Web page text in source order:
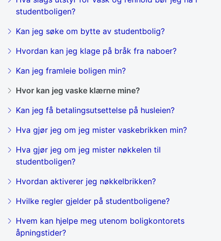
studentboligen?
Kan jeg søke om bytte av studentbolig?
Hvordan kan jeg klage på bråk fra naboer?
Kan jeg framleie boligen min?
Hvor kan jeg vaske klærne mine?
Kan jeg få betalingsutsettelse på husleien?
Hva gjør jeg om jeg mister vaskebrikken min?
Hva gjør jeg om jeg mister nøkkelen til
studentboligen?
Hvordan aktiverer jeg nøkkelbrikken?
Hvilke regler gjelder på studentboligene?
Hvem kan hjelpe meg utenom boligkontorets
åpningstider?